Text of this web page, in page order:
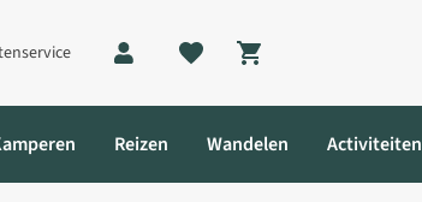
Shopping cart
Reizen Wandelen Activiteiten